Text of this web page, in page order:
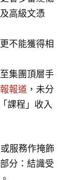
高級文憑
不能獲得相
集團頂層手
報道 ，未分
課程」收入
服務作掩飾
分：結識受